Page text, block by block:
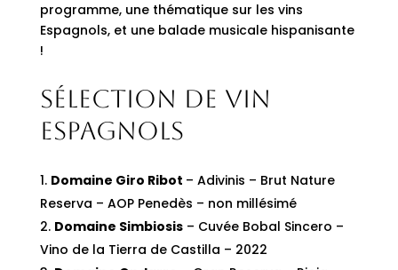
programme, une thématique sur les vins
Espagnols, et une balade musicale hispanisante
!
Sélection de vin
Espagnols
Domaine Giro Ribot – Adivinis – Brut Nature
Reserva – AOP Penedès – non millésimé
Domaine Simbiosis– Cuvée Bobal Sincero –
Vino de la Tierra de Castilla – 2022